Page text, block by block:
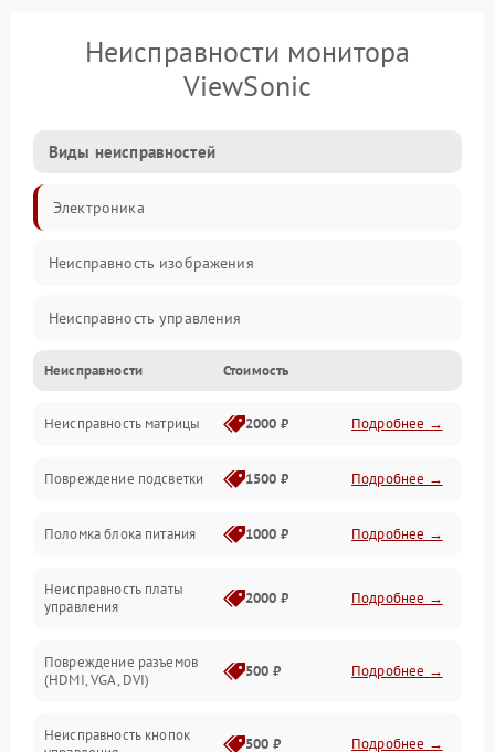
Неисправности монитора
ViewSonic
Виды неисправностей
Электроника
Неисправность изображения
Неисправность управления
Неисправность интерфейсов
Прочие неисправности
Неисправность звука
Механические повреждения
Неисправности Стоимость
Неисправность матрицы 2000 ₽ Подробнее →
Повреждение подсветки 1500 ₽ Подробнее →
Поломка блока питания 1000 ₽ Подробнее →
Неисправность платы
управления
2000 ₽ Подробнее →
Повреждение разъемов
(HDMI, VGA, DVI)
500 ₽ Подробнее →
Неисправность кнопок
500 ₽ Подробнее →